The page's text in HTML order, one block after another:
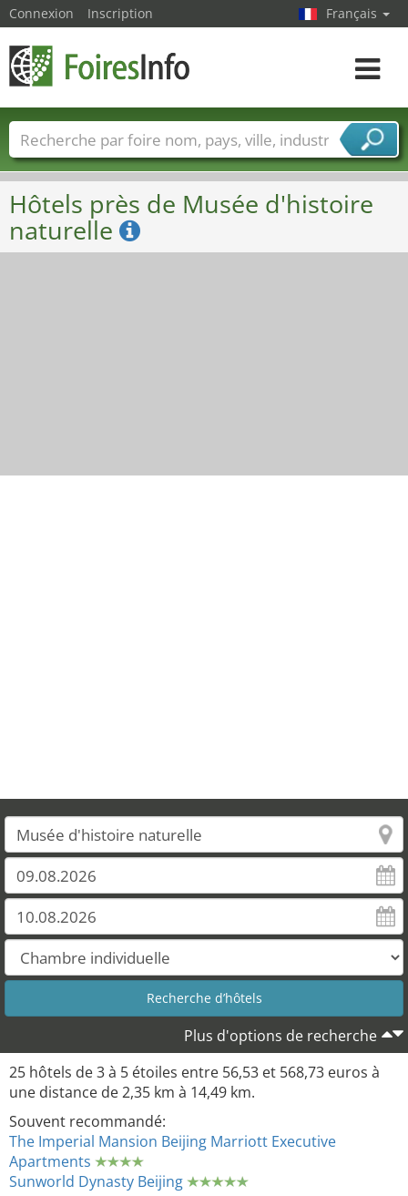
Hôtels près de Musée d'histoire
naturelle
Plus d'options de recherche
25 hôtels de 3 à 5 étoiles entre 56,53 et 568,73 euros à
une distance de 2,35 km à 14,49 km.
Souvent recommandé:
The Imperial Mansion Beijing Marriott Executive
Apartments
Sunworld Dynasty Beijing
Connexion Inscription Français
Toggle
Foire noms Pays Villes
Secteurs de foire
Secteurs du fournisseur de services